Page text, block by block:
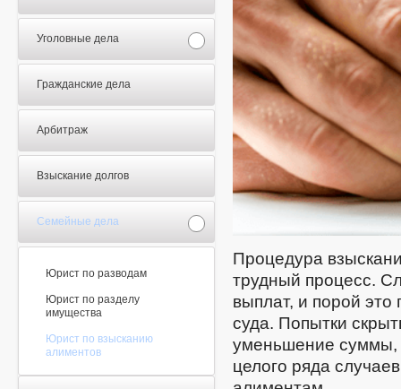
Уголовные дела
Гражданские дела
Арбитраж
Взыскание долгов
Семейные дела
Юрист по разводам
Юрист по разделу
имущества
Юрист по взысканию
алиментов
Процедура
трудный процесс.
выплат, и порой это
суда. Попытки
уменьшение суммы,
целого ряда